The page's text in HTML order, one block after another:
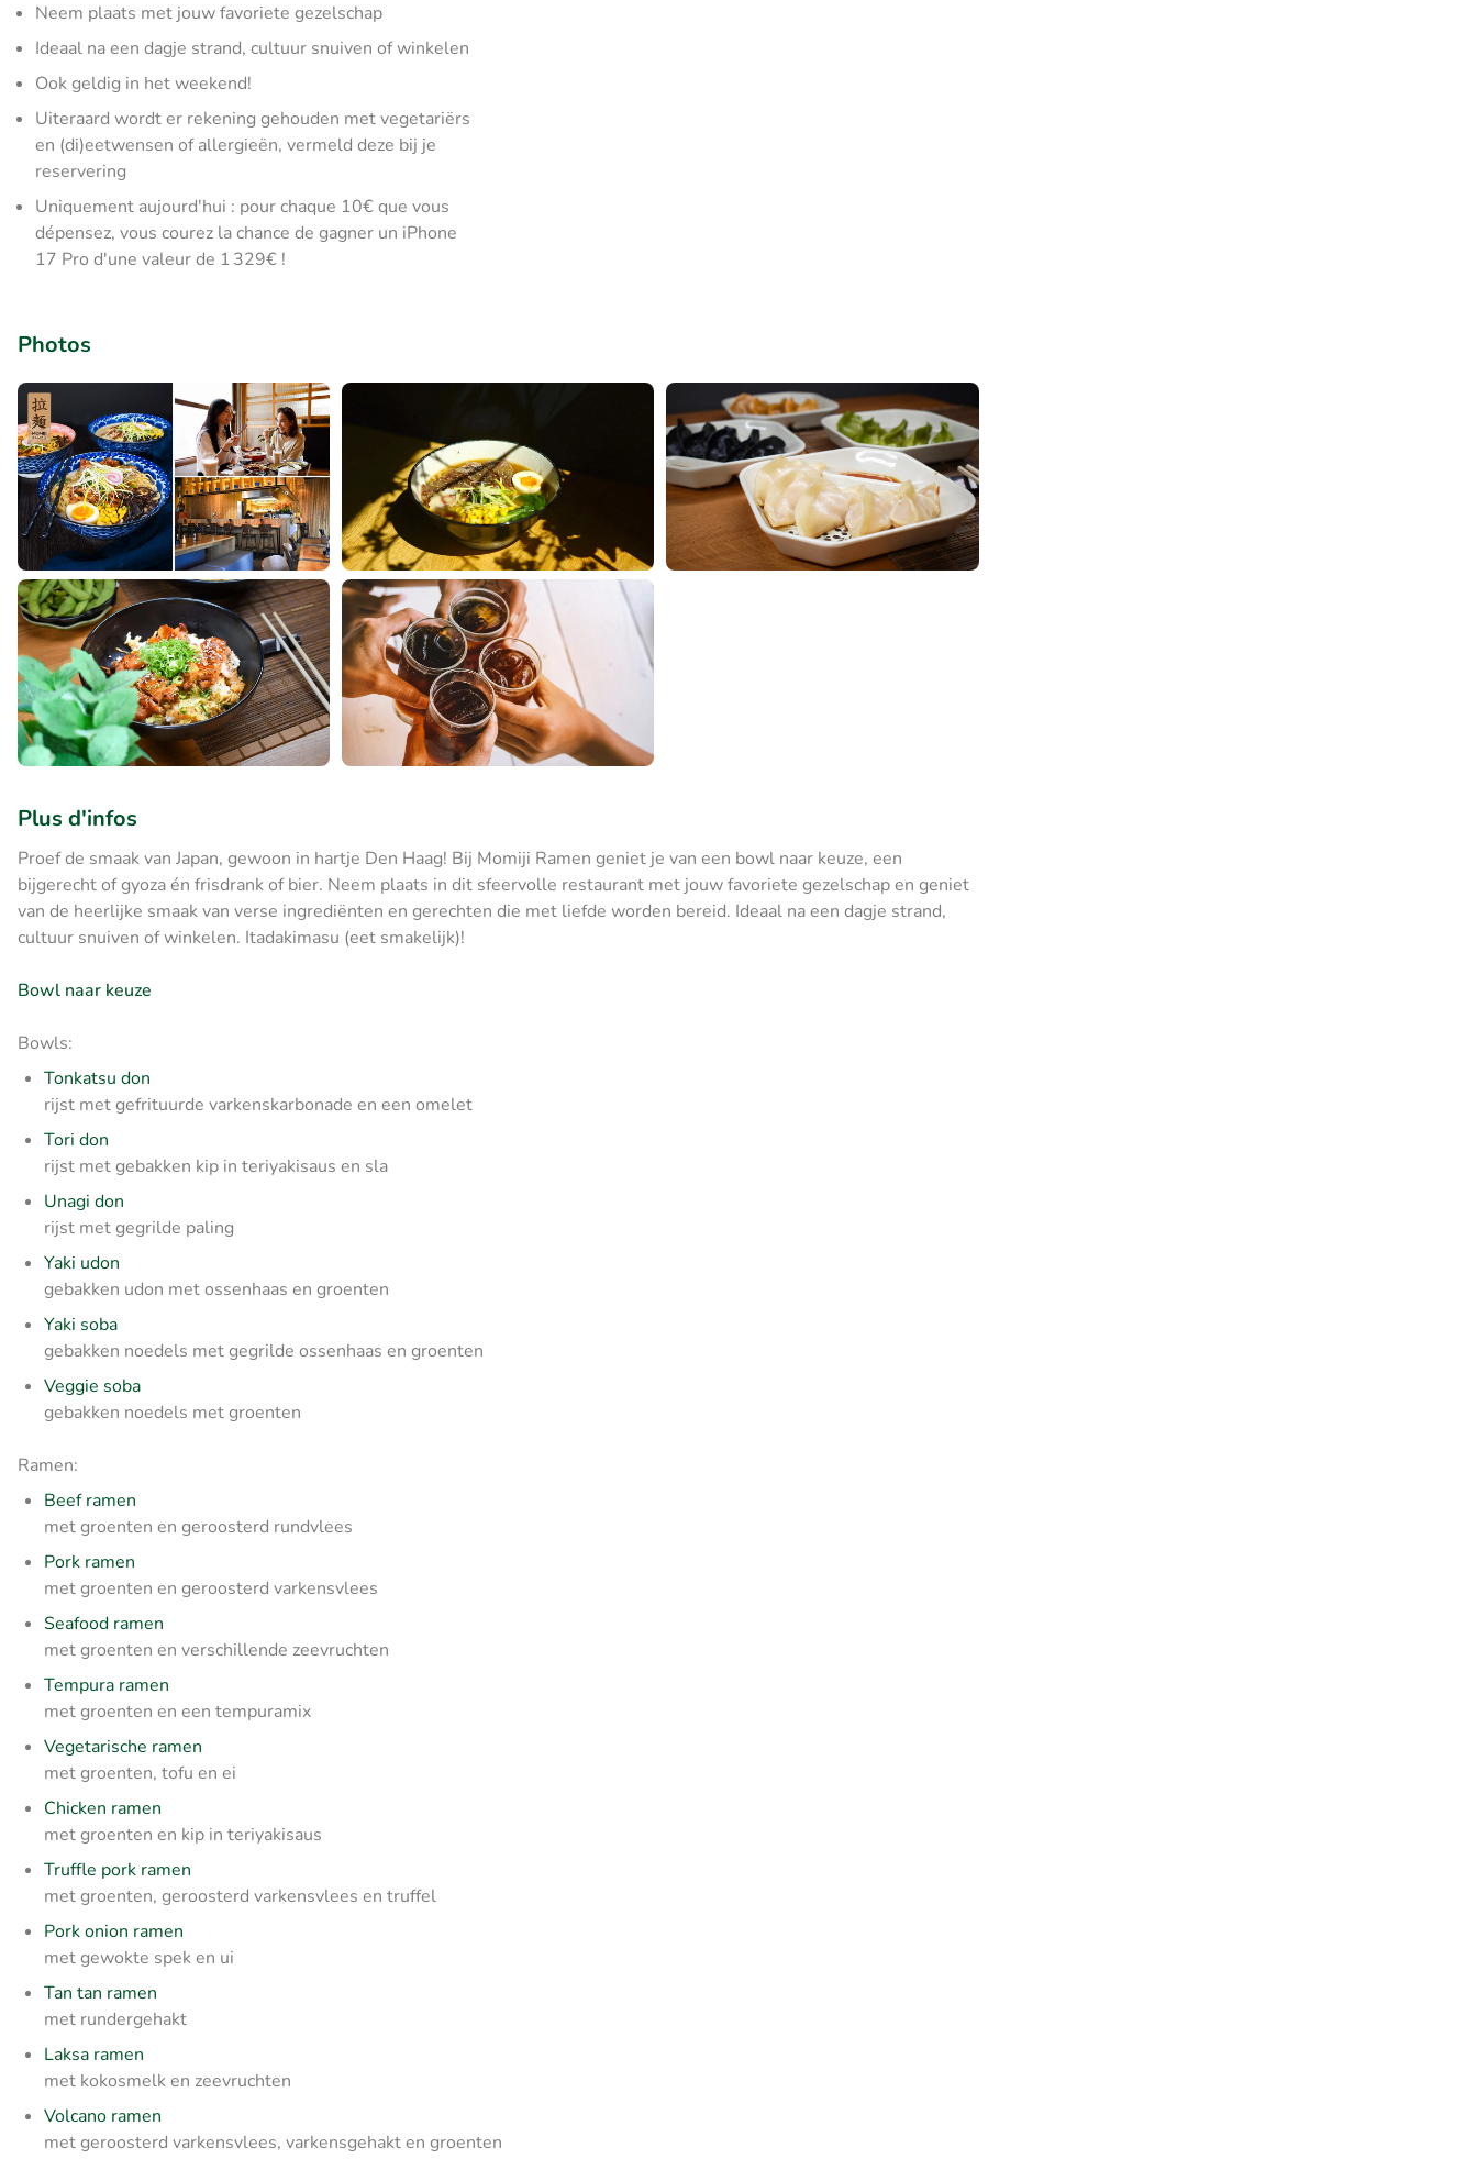
Neem plaats met jouw favoriete gezelschap
Ideaal na een dagje strand, cultuur snuiven of winkelen
Ook geldig in het weekend!
Uiteraard wordt er rekening gehouden met vegetariërs
en (di)eetwensen of allergieën, vermeld deze bij je
reservering
Uniquement aujourd'hui : pour chaque 10€ que vous
dépensez, vous courez la chance de gagner un iPhone
17 Pro d'une valeur de 1 329€ !
Photos
Plus d'infos
Proef de smaak van Japan, gewoon in hartje Den Haag! Bij Momiji Ramen geniet je van een bowl naar keuze, een
bijgerecht of gyoza én frisdrank of bier. Neem plaats in dit sfeervolle restaurant met jouw favoriete gezelschap en geniet
van de heerlijke smaak van verse ingrediënten en gerechten die met liefde worden bereid. Ideaal na een dagje strand,
cultuur snuiven of winkelen. Itadakimasu (eet smakelijk)!
Bowl naar keuze
Bowls:
Tonkatsu don
rijst met gefrituurde varkenskarbonade en een omelet
Tori don
rijst met gebakken kip in teriyakisaus en sla
Unagi don
rijst met gegrilde paling
Yaki udon
gebakken udon met ossenhaas en groenten
Yaki soba
gebakken noedels met gegrilde ossenhaas en groenten
Veggie soba
gebakken noedels met groenten
Ramen:
Beef ramen
met groenten en geroosterd rundvlees
Pork ramen
met groenten en geroosterd varkensvlees
Seafood ramen
met groenten en verschillende zeevruchten
Tempura ramen
met groenten en een tempuramix
Vegetarische ramen
met groenten, tofu en ei
Chicken ramen
met groenten en kip in teriyakisaus
Truffle pork ramen
met groenten, geroosterd varkensvlees en truffel
Pork onion ramen
met gewokte spek en ui
Tan tan ramen
met rundergehakt
Laksa ramen
met kokosmelk en zeevruchten
Volcano ramen
met geroosterd varkensvlees, varkensgehakt en groenten